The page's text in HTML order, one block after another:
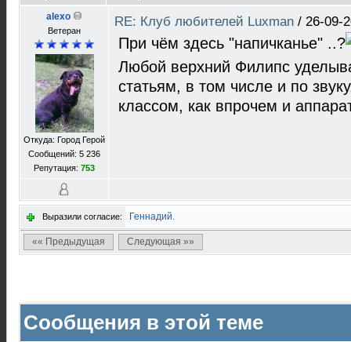
alexo
Ветеран
Откуда: Город Герой
Сообщений: 5 236
Репутация: 753
RE: Клуб любителей Luxman / 26-09-
При чём здесь "напичканье" ..?
Любой верхний Филипс
статьям, в том числе и по
классом, как впрочем и
Выразили согласие: Геннадий.
«« Предыдущая Следующая »»
Сообщения в этой теме